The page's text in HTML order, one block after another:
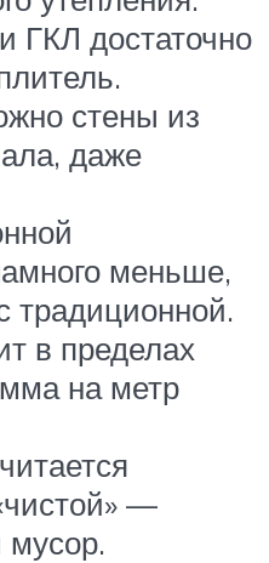
ГКЛ достаточно
стены из
даже
меньше,
традиционной.
в пределах
на метр
—
мусор.